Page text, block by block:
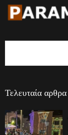
Τελευταία αρθρα